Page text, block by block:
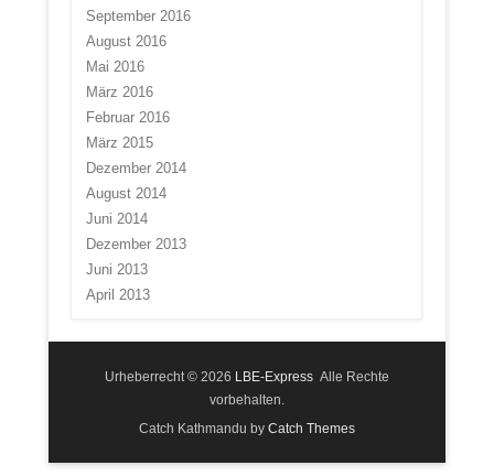
September 2016
August 2016
Mai 2016
März 2016
Februar 2016
März 2015
Dezember 2014
August 2014
Juni 2014
Dezember 2013
Juni 2013
April 2013
Urheberrecht © 2026 LBE-Express Alle Rechte
vorbehalten.
Catch Kathmandu by Catch Themes